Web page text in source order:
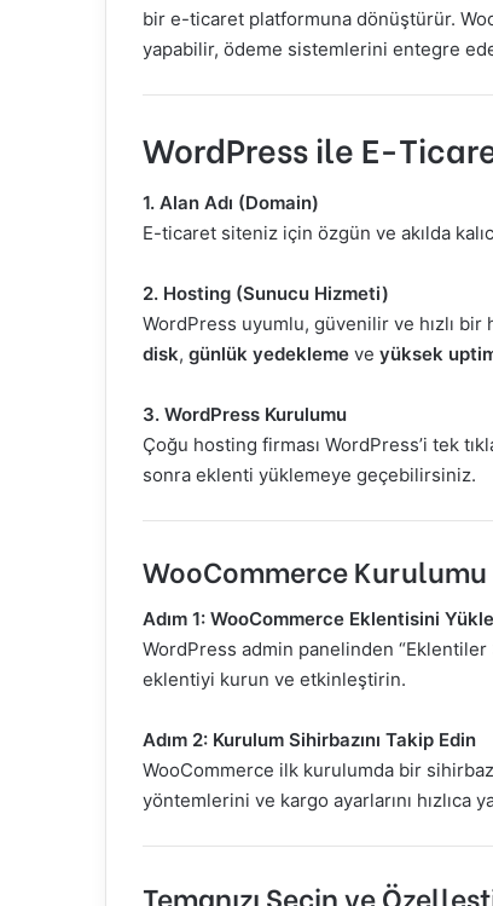
bir e-ticaret platformuna dönüştürür.
yapabilir, ödeme sistemlerini entegre
WordPress ile E-
1. Alan Adı (Domain)
E-ticaret siteniz için özgün ve akılda
2. Hosting (Sunucu Hizmeti)
WordPress uyumlu, güvenilir ve hızlı
disk, günlük yedekleme ve yüksek
3. WordPress Kurulumu
Çoğu hosting firması WordPress’i tek
sonra eklenti yüklemeye geçebilirsiniz.
WooCommerce Kurulumu
Adım 1: WooCommerce Eklentisini
WordPress admin panelinden
eklentiyi kurun ve etkinleştirin.
Adım 2: Kurulum Sihirbazını Takip Edin
WooCommerce ilk kurulumda bir
yöntemlerini ve kargo ayarlarını hızlıca
Temanızı Seçin ve